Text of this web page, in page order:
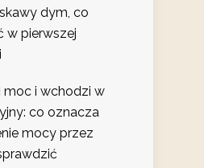
dym, co
w pierwszej
moc i wchodzi w
co oznacza
mocy przez